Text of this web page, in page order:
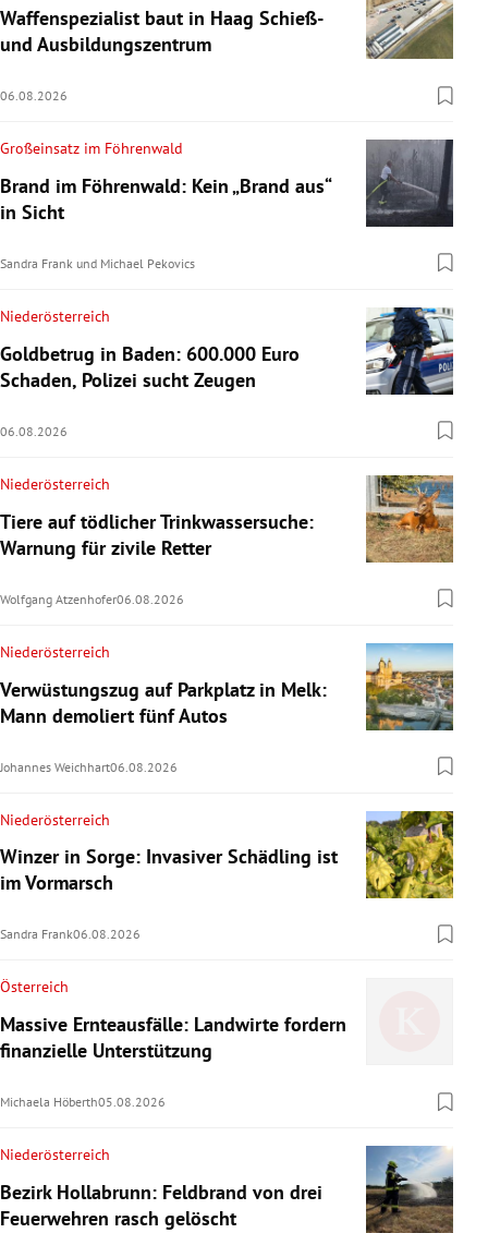
Waffenspezialist baut in Haag Schieß-
und Ausbildungszentrum
06.08.2026
Großeinsatz im Föhrenwald
Brand im Föhrenwald: Kein „Brand aus“
in Sicht
Sandra Frank und Michael Pekovics
Niederösterreich
Goldbetrug in Baden: 600.000 Euro
Schaden, Polizei sucht Zeugen
06.08.2026
Niederösterreich
Tiere auf tödlicher Trinkwassersuche:
Warnung für zivile Retter
Wolfgang Atzenhofer06.08.2026
Niederösterreich
Verwüstungszug auf Parkplatz in Melk:
Mann demoliert fünf Autos
Johannes Weichhart06.08.2026
Niederösterreich
Winzer in Sorge: Invasiver Schädling ist
im Vormarsch
Sandra Frank06.08.2026
Österreich
Massive Ernteausfälle: Landwirte fordern
finanzielle Unterstützung
Michaela Höberth05.08.2026
Niederösterreich
Bezirk Hollabrunn: Feldbrand von drei
Feuerwehren rasch gelöscht